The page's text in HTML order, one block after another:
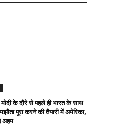
के दौरे से पहले ही भारत के साथ
पूरा करने की तैयारी में अमेरिका,
अहम